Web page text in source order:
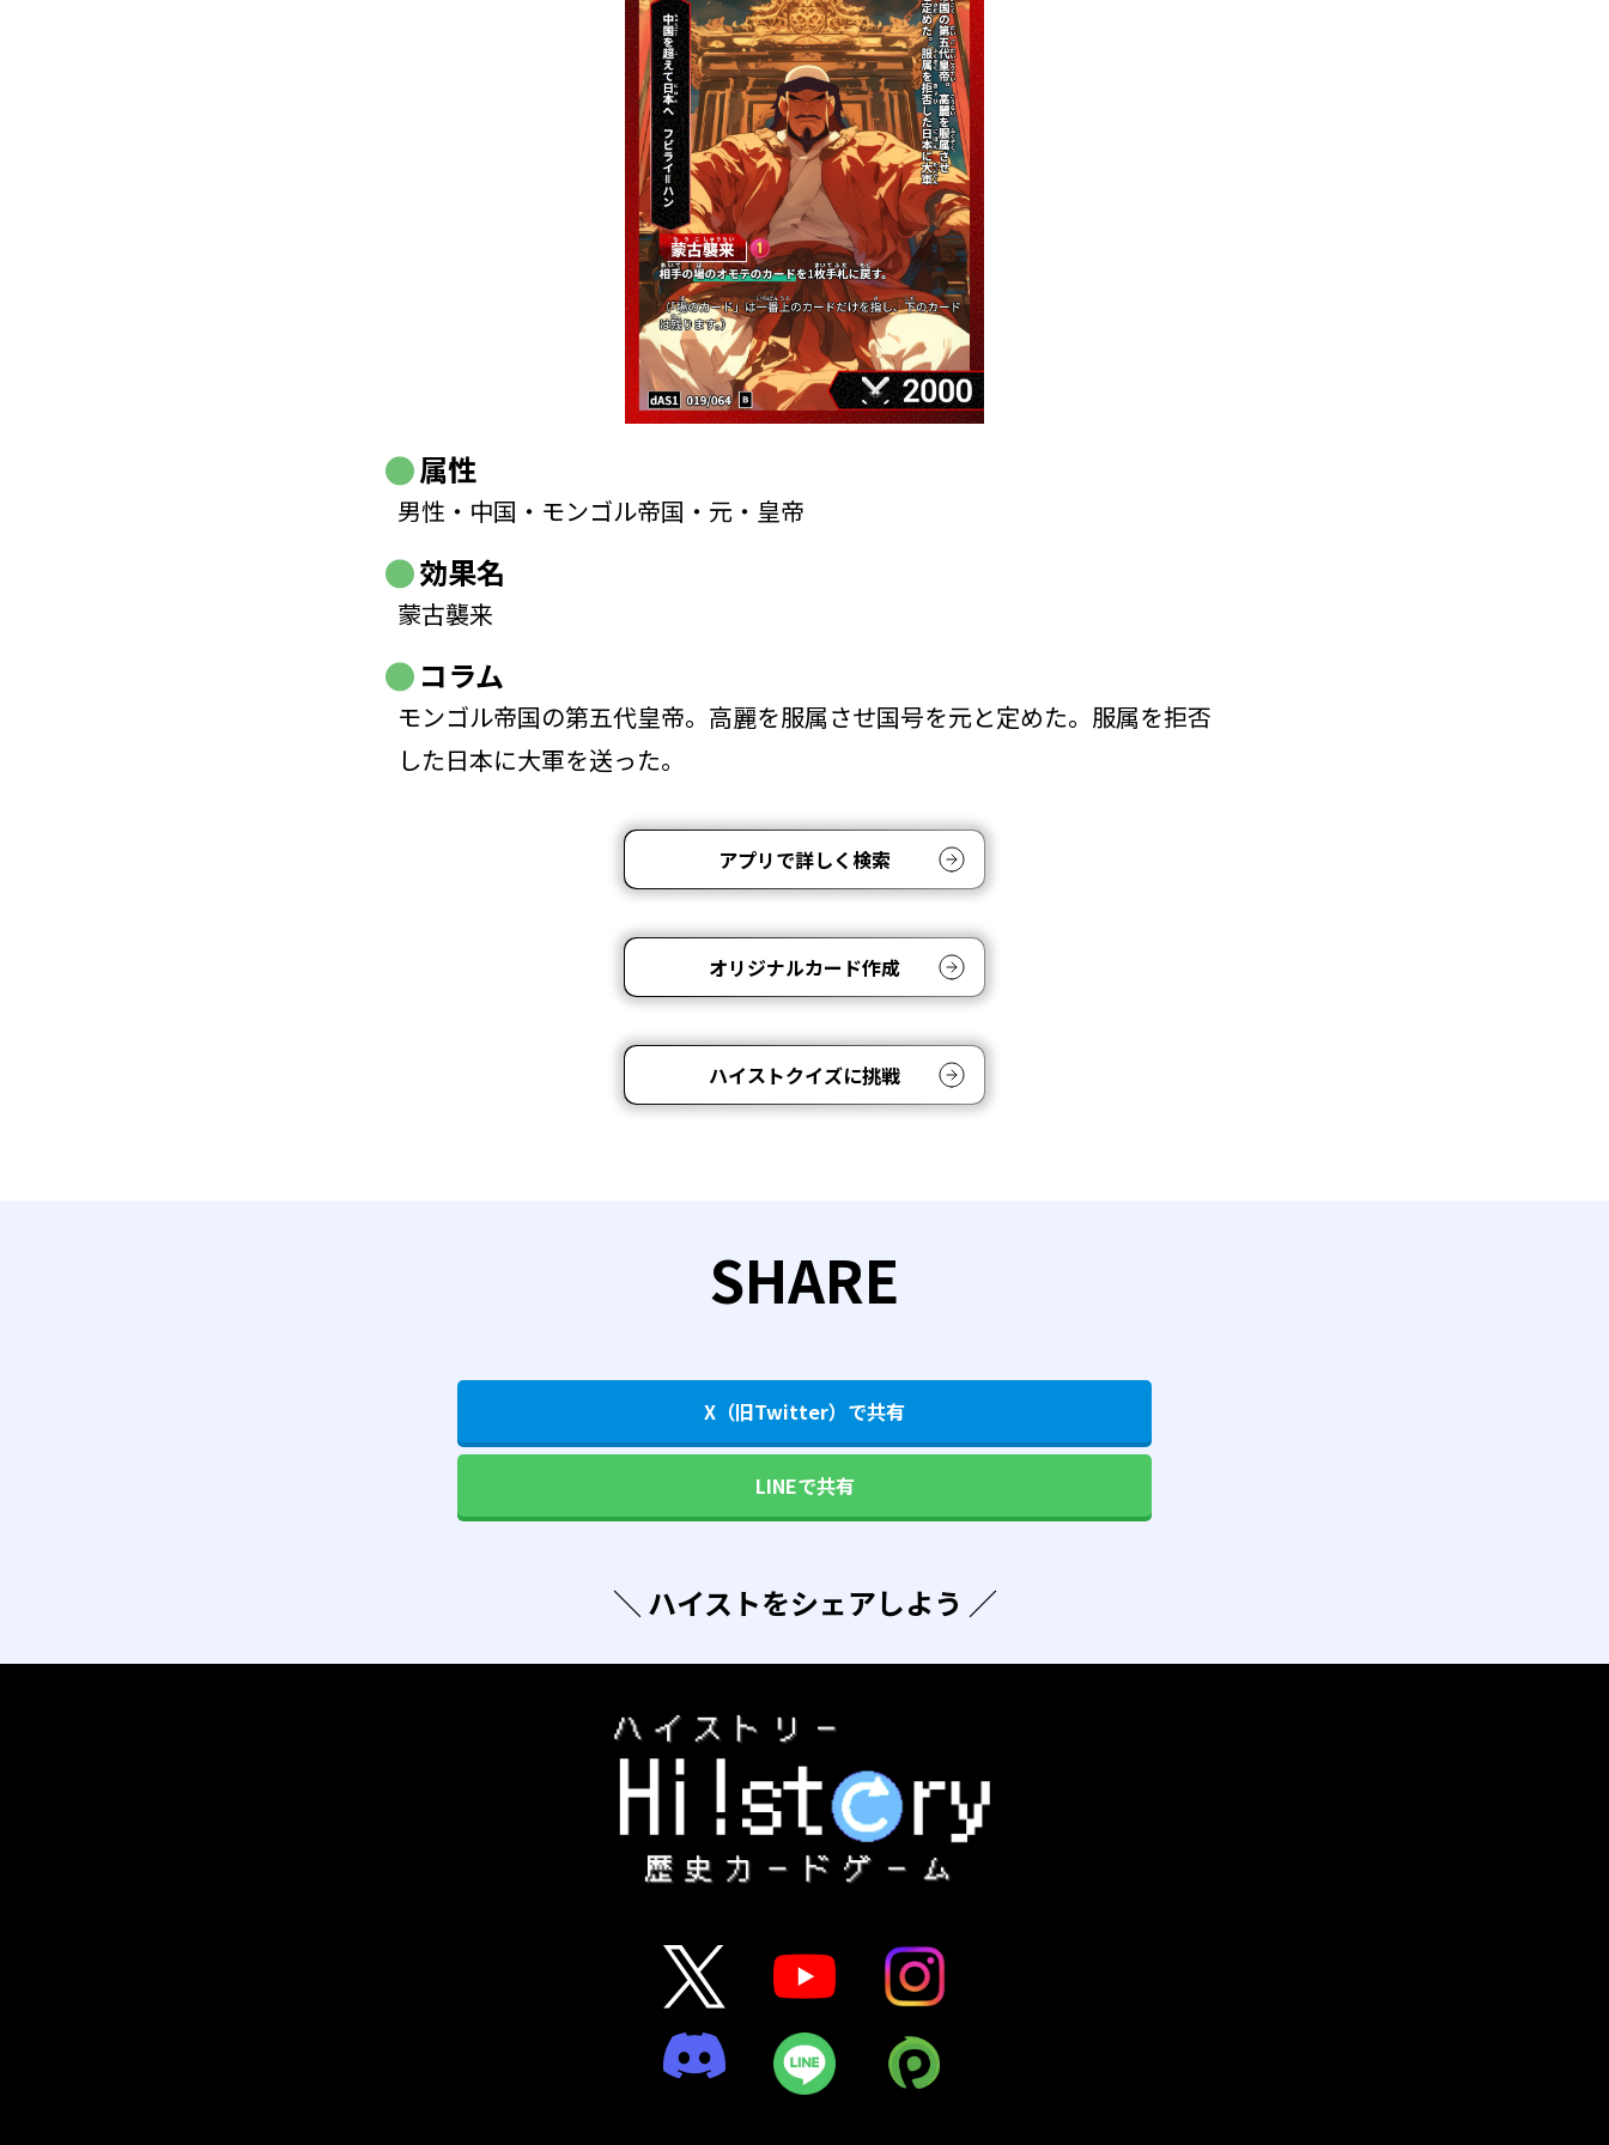
属性
男性・中国・モンゴル帝国・元・皇帝
効果名
蒙古襲来
コラム
モンゴル帝国の第五代皇帝。高麗を服属させ国号を元と定めた。服属を拒否
した日本に大軍を送った。
アプリで詳しく検索
オリジナルカード作成
ハイストクイズに挑戦
SHARE
X（旧Twitter）で共有
LINEで共有
＼ ハイストをシェアしよう ／